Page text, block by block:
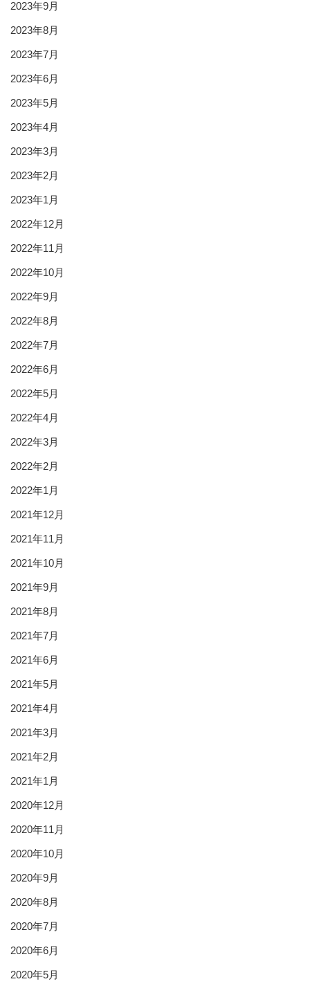
2023年9月
2023年8月
2023年7月
2023年6月
2023年5月
2023年4月
2023年3月
2023年2月
2023年1月
2022年12月
2022年11月
2022年10月
2022年9月
2022年8月
2022年7月
2022年6月
2022年5月
2022年4月
2022年3月
2022年2月
2022年1月
2021年12月
2021年11月
2021年10月
2021年9月
2021年8月
2021年7月
2021年6月
2021年5月
2021年4月
2021年3月
2021年2月
2021年1月
2020年12月
2020年11月
2020年10月
2020年9月
2020年8月
2020年7月
2020年6月
2020年5月